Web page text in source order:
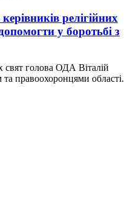
релігійних
у боротьбі з
свят голова ОДА Віталій
та правоохоронцями області.